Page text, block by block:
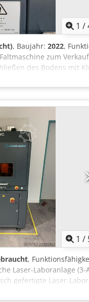
1 /
, Baujahr: 2022,
zum
des Bodens mit
Preisklasse und
Dcodpfxszr
1 /
,
Laser-Laboranlage
gefertigte Laser-
für